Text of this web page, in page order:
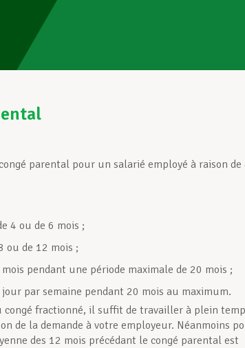
parental pour un salarié employé à raison de
4 ou de 6 mois ;
ou de 12 mois ;
pendant une période maximale de 20 mois ;
par semaine pendant 20 mois au maximum.
congé fractionné, il suffit de travailler à plein
de la demande à votre employeur. Néanmoins
des 12 mois précédant le congé parental est